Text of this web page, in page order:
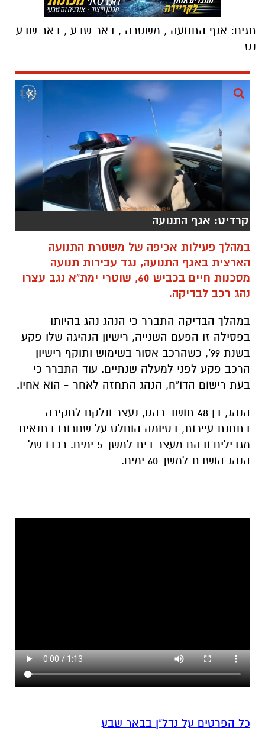
תגים: אגף התנועה , משטרה , באר שבע , באר שבע
נט
קרדיט: אגף התנועה
במהלך פעילות אכיפה של משטרת התנועה
הארצית באגף התנועה, נגד עבירות תנועה
מסכנות חיים בכביש 60, שוטרי ימת"א נגב עצרו
נהג רכב לבדיקה.
במהלך הבדיקה התברר כי הנהג נהג בהיותו
בפסילה זו הפעם השנייה, רישיון הנהיגה שלו פקע
בשנת 99', כשהרכב אסור בשימוש ותוקף רישיון
הרכב פקע לפני למעלה שנתיים. עוד התברר כי
בעת רישום הדו"ח, הנהג התחזה לאחר - הוא אחיו.
הנהג, בן 48 תושב רהט, נעצר ונלקח לחקירה
בתחנת עיירות, בסיומה הוחלט על שחרורו בתנאים
מגבילים ובהם מעצר בית למשך 5 ימים. רכבו של
הנהג הושבת למשך 60 ימים.
כל הפרטים על נדל"ן בבאר שבע